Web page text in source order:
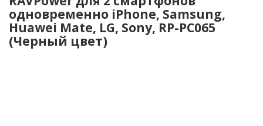
одновременно iPhone, Samsung,
Huawei Mate, LG, Sony, RP-PC065
(Черный цвет)